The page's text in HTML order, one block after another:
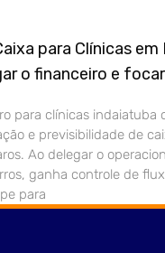
para Clínicas
o financeiro e
para clínicas indaiatuba
e previsibilidade de
Ao delegar o
ganha controle de
para